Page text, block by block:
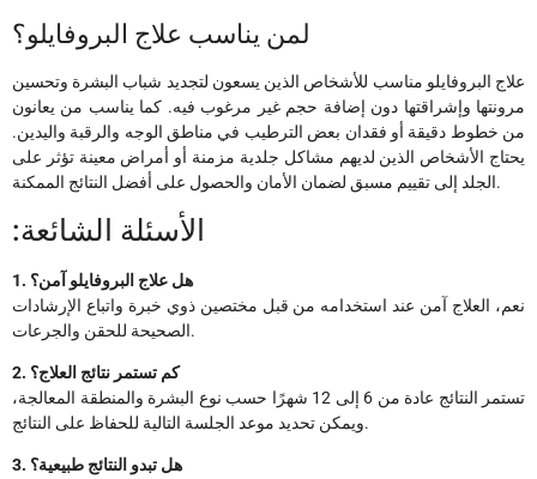
لمن يناسب علاج البروفايلو؟
علاج البروفايلو مناسب للأشخاص الذين يسعون لتجديد شباب البشرة وتحسين
مرونتها وإشراقتها دون إضافة حجم غير مرغوب فيه. كما يناسب من يعانون
من خطوط دقيقة أو فقدان بعض الترطيب في مناطق الوجه والرقبة واليدين.
يحتاج الأشخاص الذين لديهم مشاكل جلدية مزمنة أو أمراض معينة تؤثر على
الجلد إلى تقييم مسبق لضمان الأمان والحصول على أفضل النتائج الممكنة.
:الأسئلة الشائعة
1. هل علاج البروفايلو آمن؟
نعم، العلاج آمن عند استخدامه من قبل مختصين ذوي خبرة واتباع الإرشادات
الصحيحة للحقن والجرعات.
2. كم تستمر نتائج العلاج؟
تستمر النتائج عادة من 6 إلى 12 شهرًا حسب نوع البشرة والمنطقة المعالجة،
ويمكن تحديد موعد الجلسة التالية للحفاظ على النتائج.
3. هل تبدو النتائج طبيعية؟